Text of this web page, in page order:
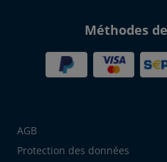
Méthodes
AGB
Protection des données